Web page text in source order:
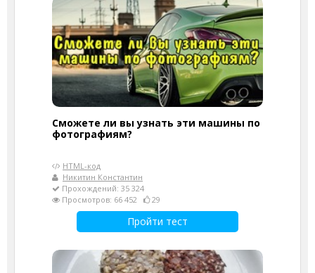
Сможете ли вы узнать эти машины по
фотографиям?
HTML-код
Никитин Константин
Прохождений: 35 324
Просмотров: 66 452
29
Пройти тест